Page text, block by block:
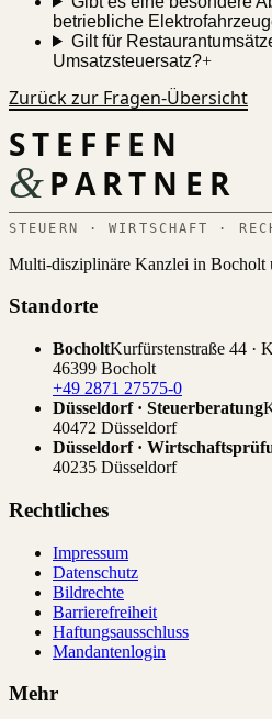
betriebliche
Gilt für
Umsatzsteuersatz?+
Zurück zur Fragen-Übersicht
STEFFEN
&PARTNER
STEUERN · WIRTSCHAFT ·
Multi-disziplinäre Kanzlei in
Standorte
BocholtKurfürstenstraße 44 ·
46399 Bocholt
+49 2871 27575-0
Düsseldorf · Steuerberatung
40472 Düsseldorf
Düsseldorf ·
40235 Düsseldorf
Rechtliches
Impressum
Datenschutz
Bildrechte
Barrierefreiheit
Haftungsausschluss
Mandantenlogin
Mehr